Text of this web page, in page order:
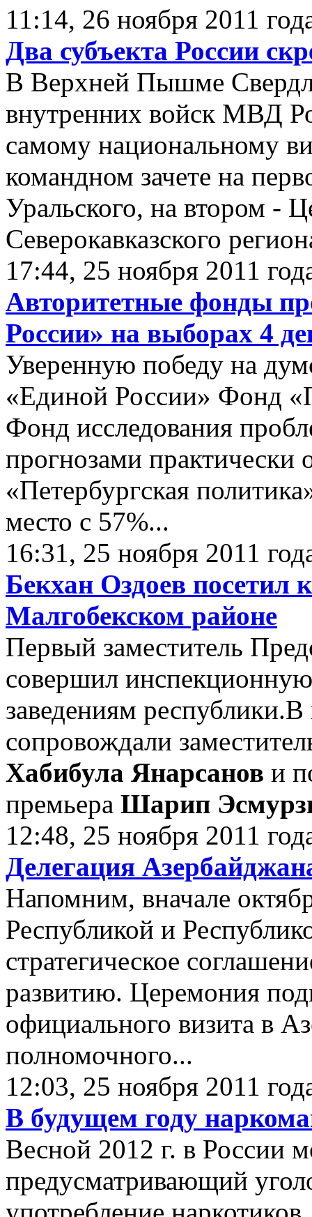
11:14, 26 ноября 2011
Два субъекта России
В Верхней Пышме
внутренних войск МВД
самому национальному
командном зачете на
Уральского, на втором -
Северокавказского
17:44, 25 ноября 2011
Авторитетные фонды
России» на выборах 4
Уверенную победу на
«Единой России» Фонд
Фонд исследования
прогнозами практически
«Петербургская
место с 57%...
16:31, 25 ноября 2011
Бекхан Оздоев посетил
Малгобекском районе
Первый заместитель
совершил
заведениям
сопровождали
Хабибула Янарсанов и
премьера Шарип
12:48, 25 ноября 2011
Делегация
Напомним, вначале
Республикой и
стратегическое
развитию. Церемония
официального визита в
полномочного...
12:03, 25 ноября 2011
В будущем году
Весной 2012 г. в России
предусматривающий